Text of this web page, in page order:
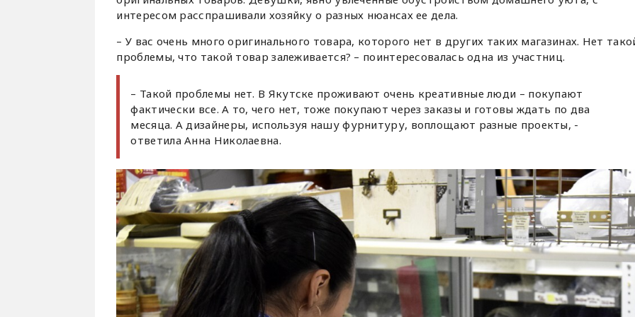
интересом расспрашивали хозяйку о разных нюансах ее дела.
– У вас очень много оригинального товара, которого нет в других таких магазинах. Нет
проблемы, что такой товар залеживается? – поинтересовалась одна из участниц.
– Такой проблемы нет. В Якутске проживают очень креативные люди – покупают
фактически все. А то, чего нет, тоже покупают через заказы и готовы ждать по два
месяца. А дизайнеры, используя нашу фурнитуру, воплощают разные проекты, -
ответила Анна Николаевна.